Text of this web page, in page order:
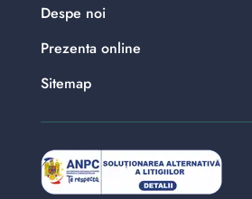
Despe noi
Prezenta online
Sitemap